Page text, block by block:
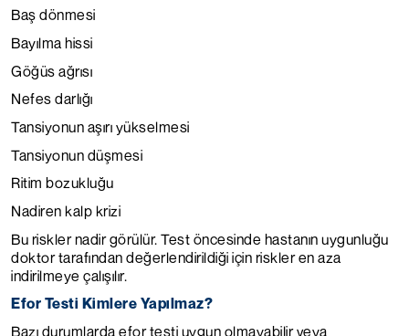
Baş dönmesi
Bayılma hissi
Göğüs ağrısı
Nefes darlığı
Tansiyonun aşırı yükselmesi
Tansiyonun düşmesi
Ritim bozukluğu
Nadiren kalp krizi
Bu riskler nadir görülür. Test öncesinde hastanın uygunluğu
doktor tarafından değerlendirildiği için riskler en aza
indirilmeye çalışılır.
Efor Testi Kimlere Yapılmaz?
Bazı durumlarda efor testi uygun olmayabilir veya